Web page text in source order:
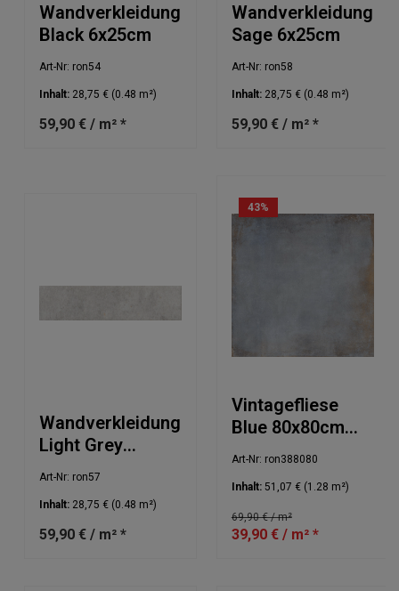
Wandverkleidung
Black 6x25cm
Art-Nr: ron54
Inhalt: 28,75 € (0.48 m²)
59,90 € / m² *
Wandverkleidung
Sage 6x25cm
Art-Nr: ron58
Inhalt: 28,75 € (0.48 m²)
59,90 € / m² *
Wandverkleidung
Light Grey
6x25cm
Art-Nr: ron57
Inhalt: 28,75 € (0.48 m²)
59,90 € / m² *
43%
Vintagefliese
Blue 80x80cm
NIP
Art-Nr: ron388080
Inhalt: 51,07 € (1.28 m²)
69,90 € / m²
39,90 € / m² *